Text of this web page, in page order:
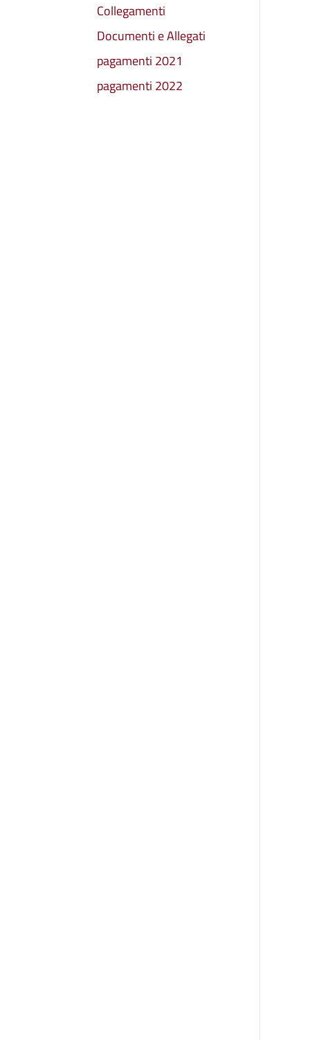
Collegamenti
Documenti e Allegati
pagamenti 2021
pagamenti 2022